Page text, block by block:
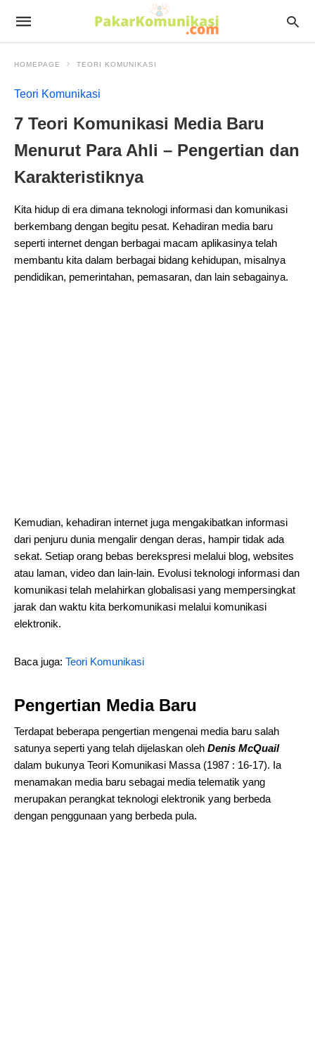
HOMEPAGE TEORI KOMUNIKASI
Teori Komunikasi
7 Teori Komunikasi Media Baru
Menurut Para Ahli – Pengertian dan
Karakteristiknya
Kita hidup di era dimana teknologi informasi dan komunikasi
berkembang dengan begitu pesat. Kehadiran media baru
seperti internet dengan berbagai macam aplikasinya telah
membantu kita dalam berbagai bidang kehidupan, misalnya
pendidikan, pemerintahan, pemasaran, dan lain sebagainya.
Kemudian, kehadiran internet juga mengakibatkan informasi
dari penjuru dunia mengalir dengan deras, hampir tidak ada
sekat. Setiap orang bebas berekspresi melalui blog, websites
atau laman, video dan lain-lain. Evolusi teknologi informasi dan
komunikasi telah melahirkan globalisasi yang mempersingkat
jarak dan waktu kita berkomunikasi melalui komunikasi
elektronik.
Baca juga: Teori Komunikasi
Pengertian Media Baru
Terdapat beberapa pengertian mengenai media baru salah
satunya seperti yang telah dijelaskan oleh Denis McQuail
dalam bukunya Teori Komunikasi Massa (1987 : 16-17). Ia
menamakan media baru sebagai media telematik yang
merupakan perangkat teknologi elektronik yang berbeda
dengan penggunaan yang berbeda pula.